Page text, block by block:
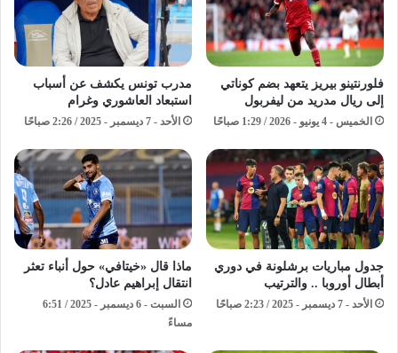
فلورنتينو بيريز يتعهد بضم كوناتي
إلى ريال مدريد من ليفربول
الخميس - 4 يونيو - 2026 / 1:29 صباحًا
مدرب تونس يكشف عن أسباب
استبعاد العاشوري وغرام
الأحد - 7 ديسمبر - 2025 / 2:26 صباحًا
جدول مباريات برشلونة في دوري
أبطال أوروبا .. والترتيب
الأحد - 7 ديسمبر - 2025 / 2:23 صباحًا
ماذا قال «خيتافي» حول أنباء تعثر
انتقال إبراهيم عادل؟
السبت - 6 ديسمبر - 2025 / 6:51
مساءً